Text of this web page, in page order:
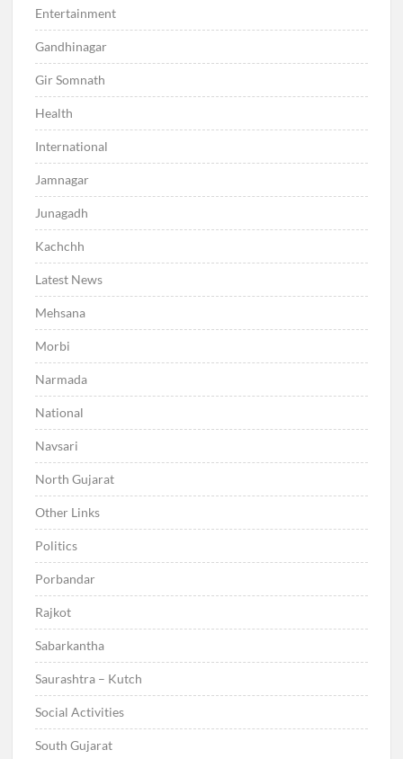
Entertainment
Gandhinagar
Gir Somnath
Health
International
Jamnagar
Junagadh
Kachchh
Latest News
Mehsana
Morbi
Narmada
National
Navsari
North Gujarat
Other Links
Politics
Porbandar
Rajkot
Sabarkantha
Saurashtra – Kutch
Social Activities
South Gujarat